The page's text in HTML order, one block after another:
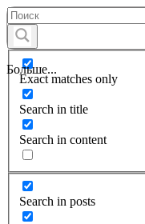
Больше...
Exact matches only
Search in title
Search in content
Search in posts